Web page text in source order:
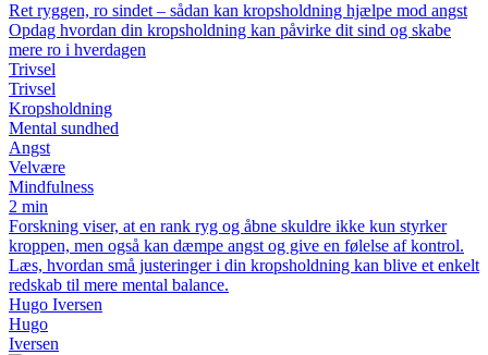
Ret ryggen, ro sindet – sådan kan kropsholdning hjælpe mod angst
Opdag hvordan din kropsholdning kan påvirke dit sind og skabe
mere ro i hverdagen
Trivsel
Trivsel
Kropsholdning
Mental sundhed
Angst
Velvære
Mindfulness
2 min
Forskning viser, at en rank ryg og åbne skuldre ikke kun styrker
kroppen, men også kan dæmpe angst og give en følelse af kontrol.
Læs, hvordan små justeringer i din kropsholdning kan blive et enkelt
redskab til mere mental balance.
Hugo Iversen
Hugo
Iversen